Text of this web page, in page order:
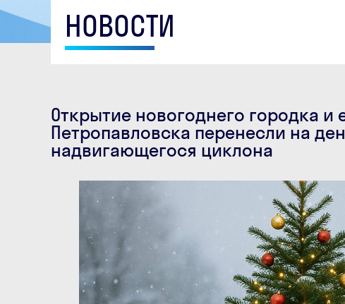
НОВОСТИ
Открытие новогоднего городка и
Петропавловска перенесли на
надвигающегося циклона